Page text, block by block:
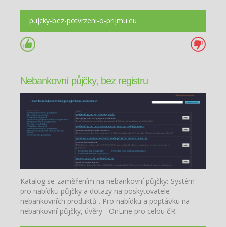
pujcky-bez-potvrzeni-o-prijmu.eu
Nebankovní půjčky, bez registru
Katalog se zaměřením na nebankovní půjčky: Systém
pro nabídku půjčky a dotazy na poskytovatele
nebankovních produktů . Pro nabídku a poptávku na
nebankovní půjčky, úvěry - OnLine pro celou čR.